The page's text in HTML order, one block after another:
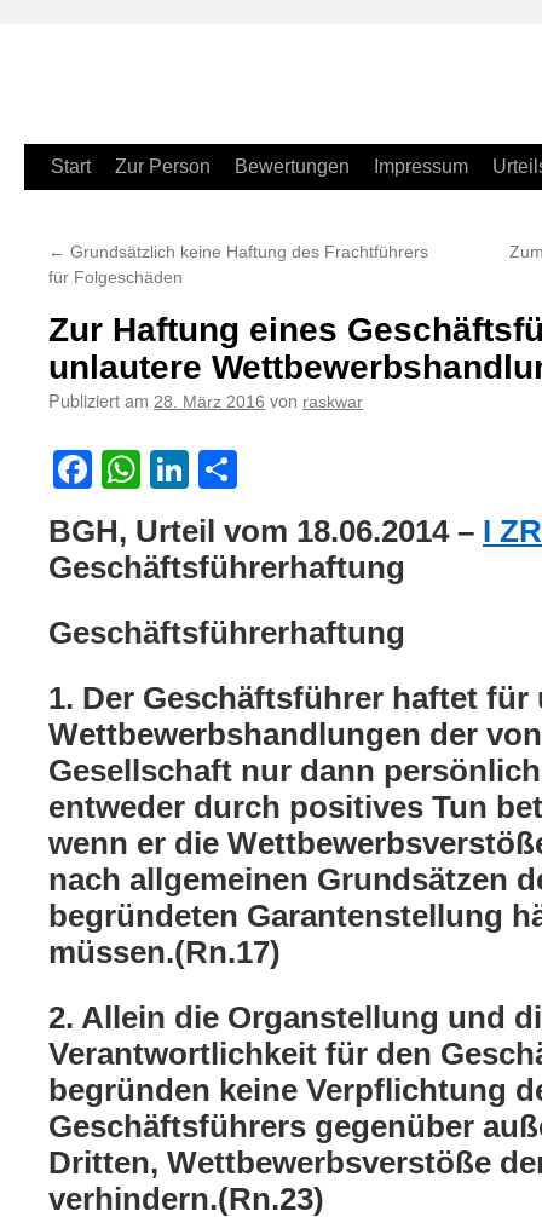
Zum
springen
Start Zur Person Bewertungen Impressum
← Grundsätzlich keine Haftung des Frachtführers
für Folgeschäden
Zur Haftung eines
unlautere
Publiziert am 28. März 2016 von raskwar
Facebook
WhatsApp
LinkedIn
BGH, Urteil vom 18.06.2014 – I
Geschäftsführerhaftung
Geschäftsführerhaftung
1. Der Geschäftsführer haftet für
Wettbewerbshandlungen der
Gesellschaft nur dann
entweder durch positives Tun
wenn er die
nach allgemeinen Grundsätzen
begründeten Garantenstellung
müssen.(Rn.17)
2. Allein die Organstellung und
Verantwortlichkeit für den
begründen keine Verpflichtung
Geschäftsführers gegenüber
Dritten, Wettbewerbsverstöße
verhindern.(Rn.23)